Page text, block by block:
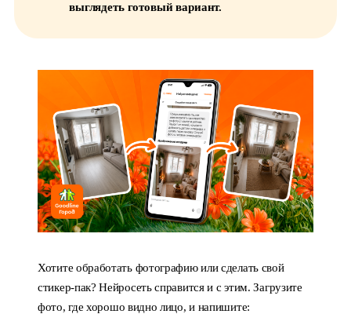
выглядеть готовый вариант.
Хотите обработать фотографию или сделать свой
стикер-пак? Нейросеть справится и с этим. Загрузите
фото, где хорошо видно лицо, и напишите: